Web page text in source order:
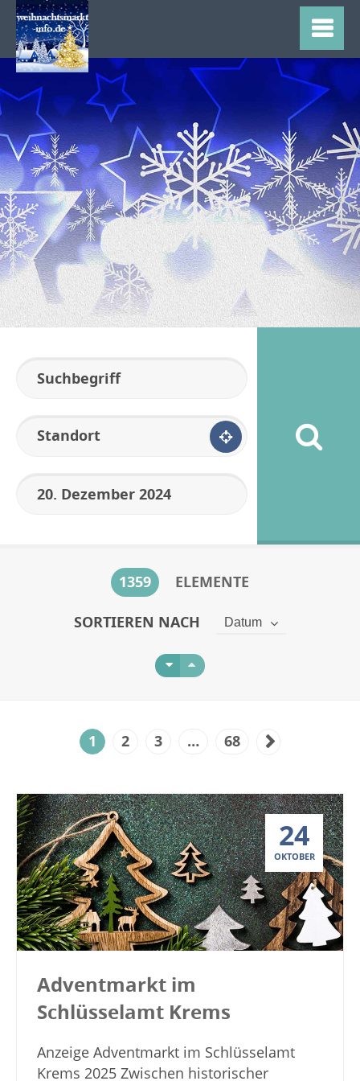
Standort
1359
ELEMENTE
SORTIEREN NACH
Datum
1 2 3 … 68
24
OKTOBER
Adventmarkt im
Schlüsselamt Krems
Anzeige Adventmarkt im Schlüsselamt
Krems 2025 Zwischen historischer